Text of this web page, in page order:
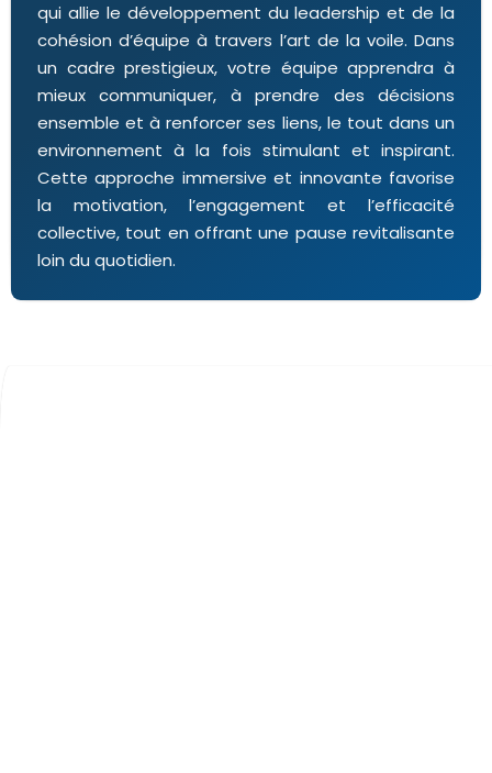
qui allie le développement du leadership et de la
cohésion d’équipe à travers l’art de la voile. Dans
un cadre prestigieux, votre équipe apprendra à
mieux communiquer, à prendre des décisions
ensemble et à renforcer ses liens, le tout dans un
environnement à la fois stimulant et inspirant.
Cette approche immersive et innovante favorise
la motivation, l’engagement et l’efficacité
collective, tout en offrant une pause revitalisante
loin du quotidien.